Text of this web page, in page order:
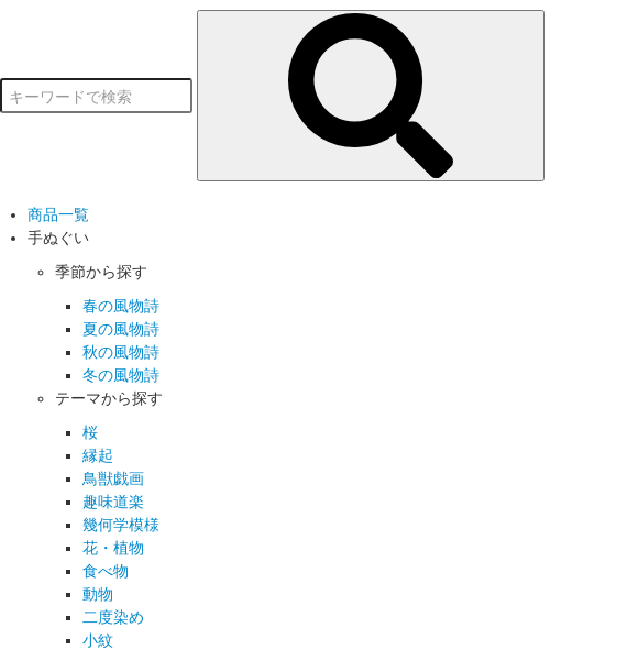
商品一覧
手ぬぐい
季節から探す
春の風物詩
夏の風物詩
秋の風物詩
冬の風物詩
テーマから探す
桜
縁起
鳥獣戯画
趣味道楽
幾何学模様
花・植物
食べ物
動物
二度染め
小紋